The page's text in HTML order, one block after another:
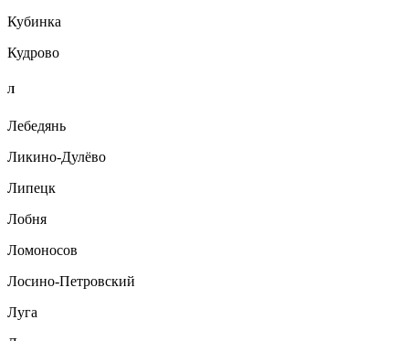
Кубинка
Кудрово
Л
Лебедянь
Ликино-Дулёво
Липецк
Лобня
Ломоносов
Лосино-Петровский
Луга